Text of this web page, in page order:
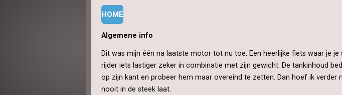
HOME
Algemene info
Dit was mijn één na laatste motor tot nu toe. Een heerlijke fiets waar je
rijder iets lastiger zeker in combinatie met zijn gewicht. De tankinhoud
op zijn kant en probeer hem maar overeind te zetten. Dan hoef ik
nooit in de steek laat.